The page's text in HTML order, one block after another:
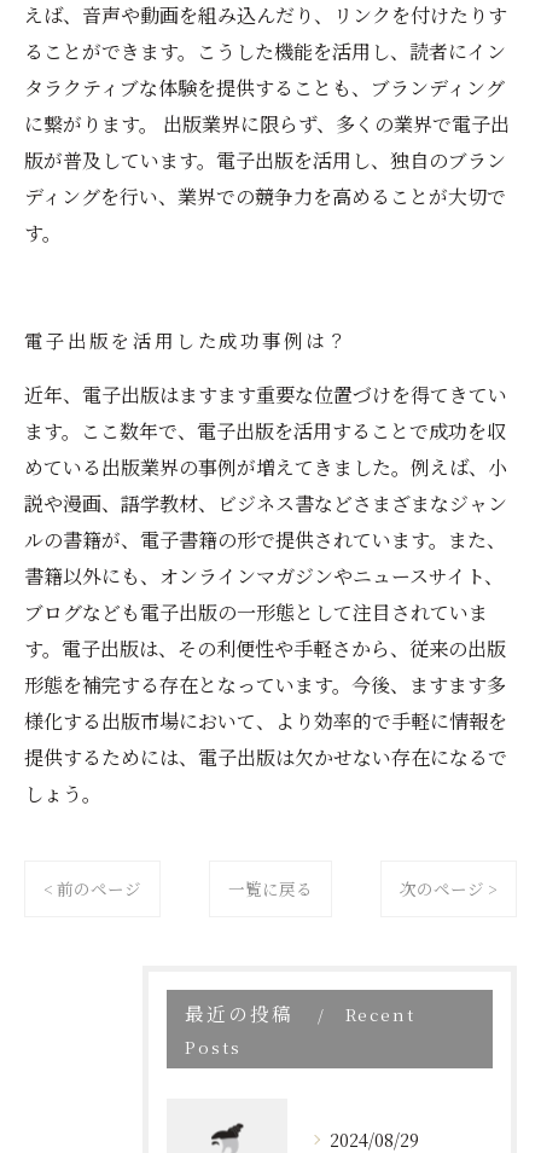
えば、音声や動画を組み込んだり、リンクを付けたりす
ることができます。こうした機能を活用し、読者にイン
タラクティブな体験を提供することも、ブランディング
に繋がります。 出版業界に限らず、多くの業界で電子出
版が普及しています。電子出版を活用し、独自のブラン
ディングを行い、業界での競争力を高めることが大切で
す。
電子出版を活用した成功事例は？
近年、電子出版はますます重要な位置づけを得てきてい
ます。ここ数年で、電子出版を活用することで成功を収
めている出版業界の事例が増えてきました。例えば、小
説や漫画、語学教材、ビジネス書などさまざまなジャン
ルの書籍が、電子書籍の形で提供されています。また、
書籍以外にも、オンラインマガジンやニュースサイト、
ブログなども電子出版の一形態として注目されていま
す。電子出版は、その利便性や手軽さから、従来の出版
形態を補完する存在となっています。今後、ますます多
様化する出版市場において、より効率的で手軽に情報を
提供するためには、電子出版は欠かせない存在になるで
しょう。
< 前のページ 一覧に戻る 次のページ >
最近の投稿
Recent
Posts
2024/08/29